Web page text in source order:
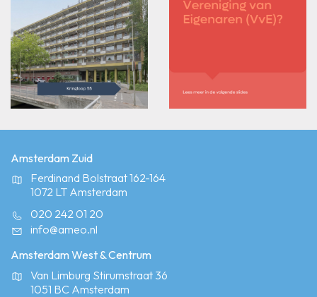
Amsterdam Zuid
Ferdinand Bolstraat 162-164
1072 LT Amsterdam
020 242 01 20
info@ameo.nl
Amsterdam West & Centrum
Van Limburg Stirumstraat 36
1051 BC Amsterdam